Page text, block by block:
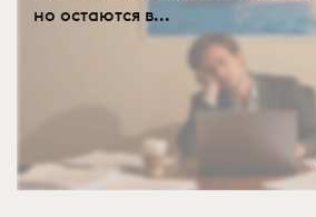
но остаются в...